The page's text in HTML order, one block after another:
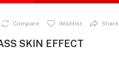
Compare Wishlist Share
SKIN EFFECT